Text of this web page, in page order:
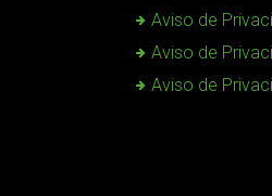
Aviso de
Aviso de
Aviso de